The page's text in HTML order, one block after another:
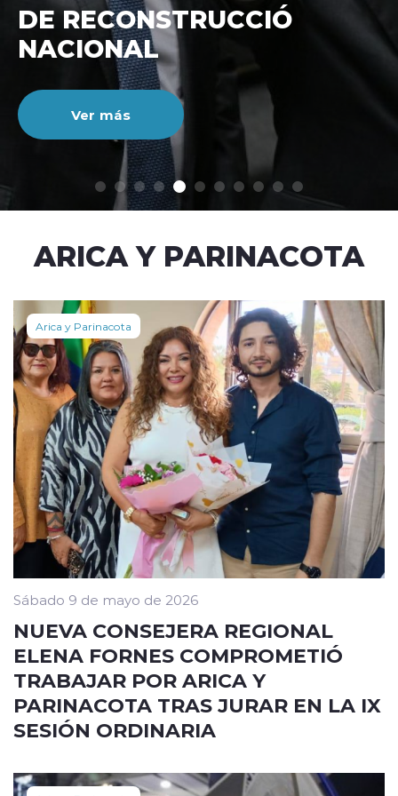
modo claro
CUENTAS DEL BANCO
ESTADO CON BIPAY
Ver más
ARICA Y PARINACOTA
Arica y Parinacota
Sábado 9 de mayo de 2026
NUEVA CONSEJERA REGIONAL
ELENA FORNES COMPROMETIÓ
TRABAJAR POR ARICA Y
PARINACOTA TRAS JURAR EN LA IX
SESIÓN ORDINARIA